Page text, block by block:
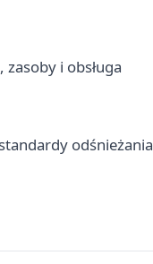
i obsługa
odśnieżania